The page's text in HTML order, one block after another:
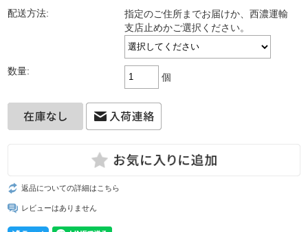
配送方法:
指定のご住所までお届けか、西濃運輸
支店止めかご選択ください。
数量:
個
返品についての詳細はこちら
レビューはありません